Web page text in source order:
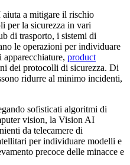
a mitigare il rischio
per la sicurezza in vari
di trasporto, i sistemi di
le operazioni per individuare
product
dei protocolli di sicurezza. Di
ridurre al minimo incidenti,
sofisticati algoritmi di
vision, la Vision AI
da telecamere di
per individuare modelli e
precoce delle minacce e